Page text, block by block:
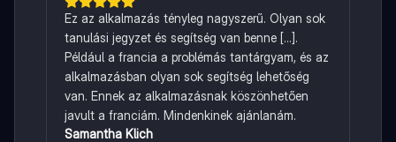
Ez az alkalmazás tényleg nagyszerű. Olyan sok
tanulási jegyzet és segítség van benne [...].
Például a francia a problémás tantárgyam, és az
alkalmazásban olyan sok segítség lehetőség
van. Ennek az alkalmazásnak köszönhetően
javult a franciám. Mindenkinek ajánlanám.
Samantha Klich